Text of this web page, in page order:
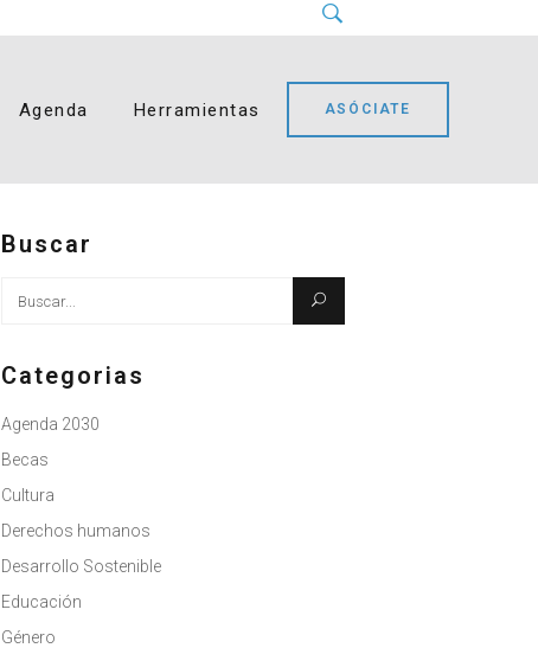
Agenda Herramientas ASÓCIATE
Buscar
Categorias
Agenda 2030
Becas
Cultura
Derechos humanos
Desarrollo Sostenible
Educación
Género